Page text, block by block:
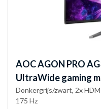
AOCAGON PRO
UltraWide gaming
Donkergrijs/zwart, 2x
175 Hz